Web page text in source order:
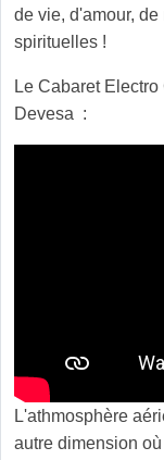
de vie, d'amour,
spirituelles !
Le Cabaret
Devesa :
L'athmosphère
autre dimension